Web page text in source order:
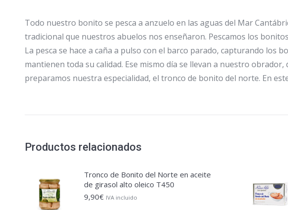
Todo nuestro bonito se pesca a anzuelo en las aguas del Mar
tradicional que nuestros abuelos nos enseñaron. Pescamos los
La pesca se hace a caña a pulso con el barco parado, capturando los
mantienen toda su calidad. Ese mismo día se llevan a nuestro
preparamos nuestra especialidad, el tronco de bonito del norte. En
Productos relacionados
Tronco de Bonito del Norte en aceite
de girasol alto oleico T450
9,90€ IVA incluido